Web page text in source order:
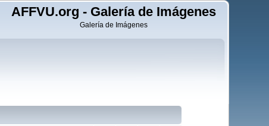
AFFVU.org - Galería de Imágenes
Galería de Imágenes